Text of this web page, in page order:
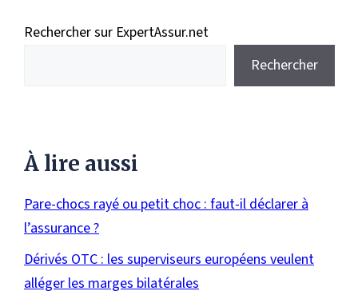
Rechercher sur ExpertAssur.net
Rechercher
À lire aussi
Pare-chocs rayé ou petit choc : faut-il déclarer à
l’assurance ?
Dérivés OTC : les superviseurs européens veulent
alléger les marges bilatérales